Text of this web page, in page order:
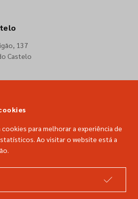
137
Castelo
para melhorar a experiência de
Ao visitar o website está a